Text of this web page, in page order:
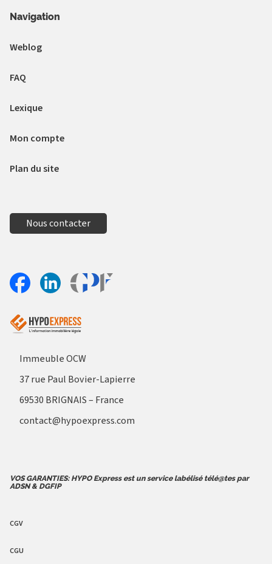
Navigation
Weblog
FAQ
Lexique
Mon compte
Plan du site
Nous contacter
Immeuble OCW
37 rue Paul Bovier-Lapierre
69530 BRIGNAIS – France
contact@hypoexpress.com
VOS GARANTIES: HYPO Express est un service labélisé télé@tes par
ADSN & DGFIP
CGV
CGU